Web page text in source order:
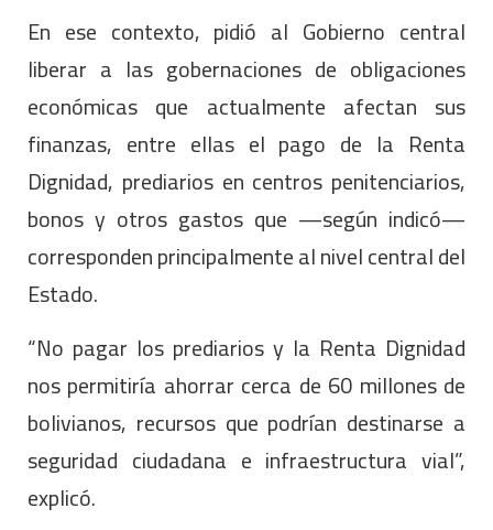
En ese contexto, pidió al Gobierno central
liberar a las gobernaciones de obligaciones
económicas que actualmente afectan sus
finanzas, entre ellas el pago de la Renta
Dignidad, prediarios en centros penitenciarios,
bonos y otros gastos que —según indicó—
corresponden principalmente al nivel central del
Estado.
“No pagar los prediarios y la Renta Dignidad
nos permitiría ahorrar cerca de 60 millones de
bolivianos, recursos que podrían destinarse a
seguridad ciudadana e infraestructura vial”,
explicó.